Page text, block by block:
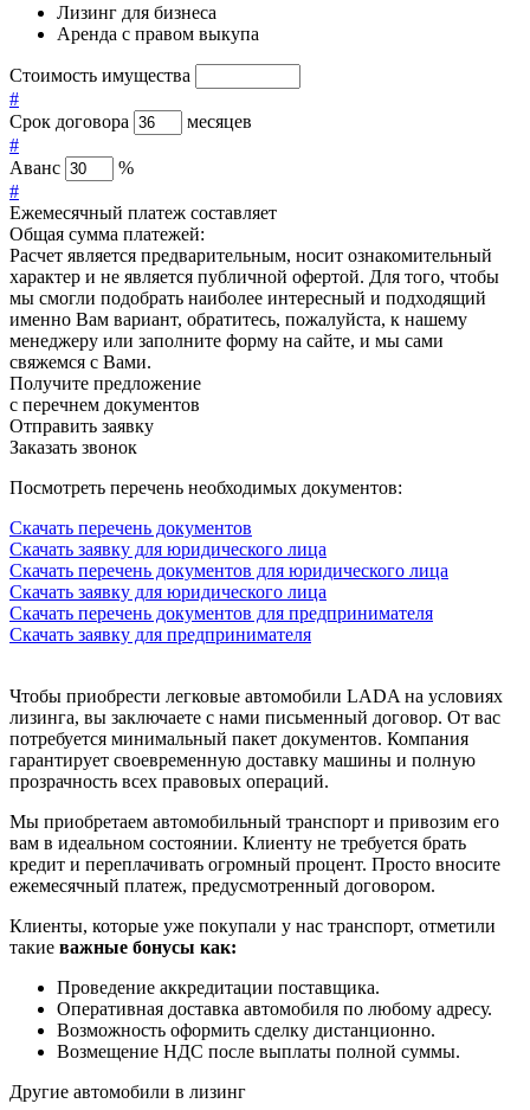
Лизинг для бизнеса
Аренда с правом выкупа
Стоимость имущества
#
Срок договора
месяцев
#
Аванс
%
#
Ежемесячный платеж составляет
Общая сумма платежей:
Расчет является предварительным, носит ознакомительный
характер и не является публичной офертой. Для того, чтобы
мы смогли подобрать наиболее интересный и подходящий
именно Вам вариант, обратитесь, пожалуйста, к нашему
менеджеру или заполните форму на сайте, и мы сами
свяжемся с Вами.
Получите предложение
с перечнем документов
Отправить заявку
Заказать звонок
Посмотреть перечень необходимых документов:
Скачать перечень документов
Скачать заявку для юридического лица
Скачать перечень документов для юридического лица
Скачать заявку для юридического лица
Скачать перечень документов для предпринимателя
Скачать заявку для предпринимателя
Чтобы приобрести легковые автомобили LADA на условиях
лизинга, вы заключаете с нами письменный договор. От вас
потребуется минимальный пакет документов. Компания
гарантирует своевременную доставку машины и полную
прозрачность всех правовых операций.
Мы приобретаем автомобильный транспорт и привозим его
вам в идеальном состоянии. Клиенту не требуется брать
кредит и переплачивать огромный процент. Просто вносите
ежемесячный платеж, предусмотренный договором.
Клиенты, которые уже покупали у нас транспорт, отметили
такие важные бонусы как:
Проведение аккредитации поставщика.
Оперативная доставка автомобиля по любому адресу.
Возможность оформить сделку дистанционно.
Возмещение НДС после выплаты полной суммы.
Другие автомобили в лизинг